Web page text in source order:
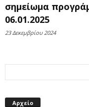
σημείωμα
06.01.2025
23 Δεκεμβρίου 2024
Αρχείο